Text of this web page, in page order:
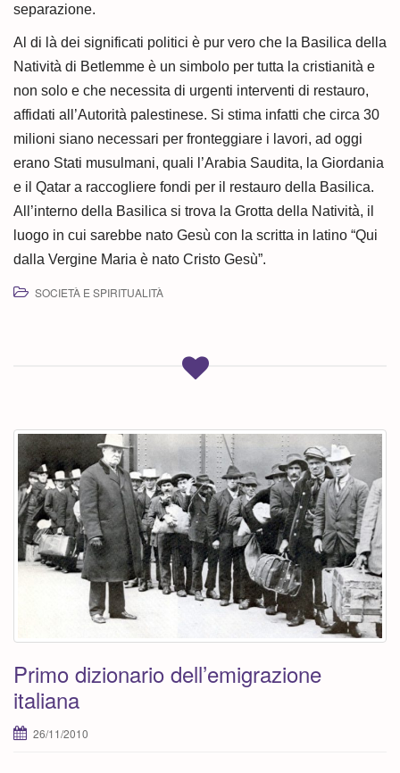
separazione.
Al di là dei significati politici è pur vero che la Basilica della
Natività di Betlemme è un simbolo per tutta la cristianità e
non solo e che necessita di urgenti interventi di restauro,
affidati all’Autorità palestinese. Si stima infatti che circa 30
milioni siano necessari per fronteggiare i lavori, ad oggi
erano Stati musulmani, quali l’Arabia Saudita, la Giordania
e il Qatar a raccogliere fondi per il restauro della Basilica.
All’interno della Basilica si trova la Grotta della Natività, il
luogo in cui sarebbe nato Gesù con la scritta in latino “Qui
dalla Vergine Maria è nato Cristo Gesù”.
SOCIETÀ E SPIRITUALITÀ
Primo dizionario dell’emigrazione
italiana
26/11/2010